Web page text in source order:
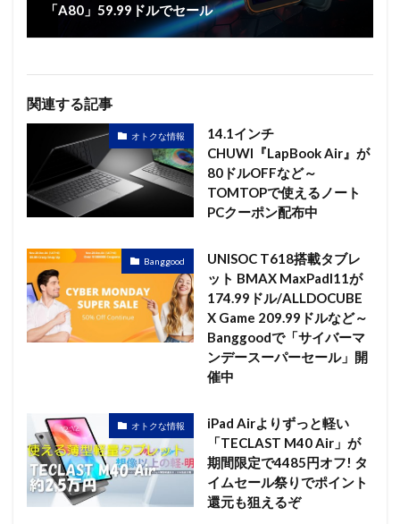
「A80」59.99ドルでセール
関連する記事
オトクな情報
14.1インチ
CHUWI『LapBook Air』が
80ドルOFFなど～
TOMTOPで使えるノート
PCクーポン配布中
Banggood
UNISOC T618搭載タブレ
ット BMAX MaxPadI11が
174.99ドル/ALLDOCUBE
X Game 209.99ドルなど～
Banggoodで「サイバーマ
ンデースーパーセール」開
催中
オトクな情報
iPad Airよりずっと軽い
「TECLAST M40 Air」が
期間限定で4485円オフ! タ
イムセール祭りでポイント
還元も狙えるぞ